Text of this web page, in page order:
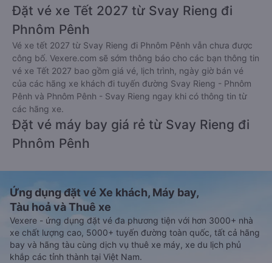
Đặt vé xe Tết 2027 từ Svay Rieng đi
Phnôm Pênh
Vé xe tết 2027 từ Svay Rieng đi Phnôm Pênh vẫn chưa được
công bố. Vexere.com sẽ sớm thông báo cho các bạn thông tin
vé xe Tết 2027 bao gồm giá vé, lịch trình, ngày giờ bán vé
của các hãng xe khách đi tuyến đường Svay Rieng - Phnôm
Pênh và Phnôm Pênh - Svay Rieng ngay khi có thông tin từ
các hãng xe.
Đặt vé máy bay giá rẻ từ Svay Rieng đi
Phnôm Pênh
Ứng dụng đặt vé Xe khách, Máy bay,
Tàu hoả và Thuê xe
Vexere - ứng dụng đặt vé đa phương tiện với hơn 3000+ nhà
xe chất lượng cao, 5000+ tuyến đường toàn quốc, tất cả hãng
bay và hãng tàu cùng dịch vụ thuê xe máy, xe du lịch phủ
khắp các tỉnh thành tại Việt Nam.